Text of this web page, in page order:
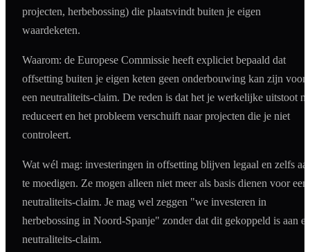
projecten, herbebossing) die plaatsvindt buiten je eigen
waardeketen.
Waarom: de Europese Commissie heeft expliciet bepaald dat
offsetting buiten je eigen keten geen onderbouwing kan zijn voor
een neutraliteits-claim. De reden is dat het je werkelijke uitstoot
reduceert en het probleem verschuift naar projecten die je niet
controleert.
Wat wél mag: investeringen in offsetting blijven legaal en zelfs
te moedigen. Ze mogen alleen niet meer als basis dienen voor een
neutraliteits-claim. Je mag wel zeggen "we investeren in
herbebossing in Noord-Spanje" zonder dat dit gekoppeld is aan
neutraliteits-claim.